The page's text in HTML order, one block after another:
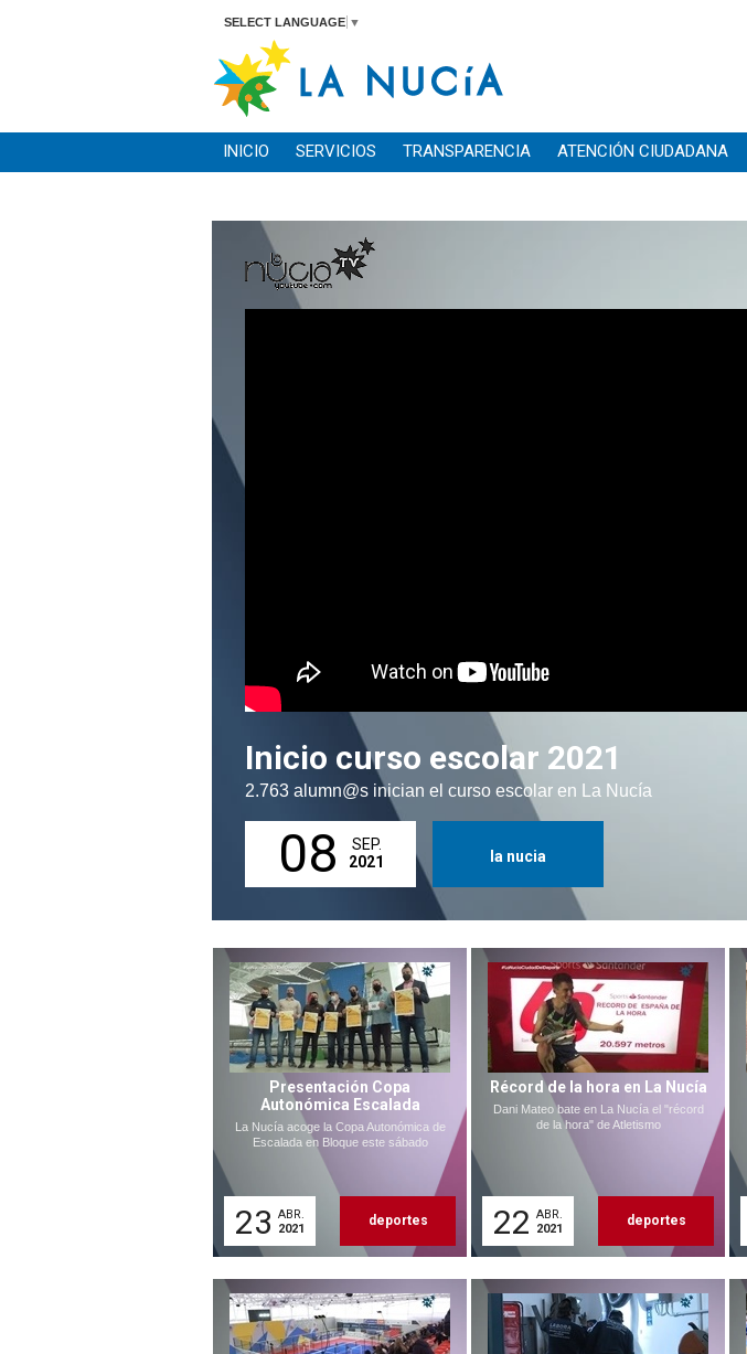
SELECT LANGUAGE ▼
INICIO SERVICIOS TRANSPARENCIA ATENCIÓN CIUDADANA
Inicio curso escolar 2021
2.763 alumn@s inician el curso escolar en La Nucía
08
SEP.
2021
la nucia
Presentación Copa
Autonómica Escalada
La Nucía acoge la Copa Autonómica de
Escalada en Bloque este sábado
23 ABR.
2021
deportes
Récord de la hora en La Nucía
Dani Mateo bate en La Nucía el "récord
de la hora" de Atletismo
22 ABR.
2021
deportes